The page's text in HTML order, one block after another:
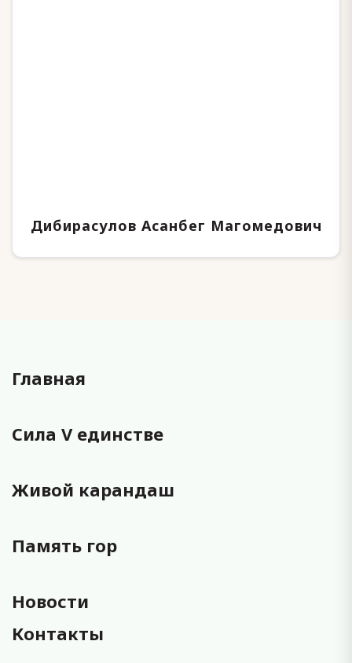
Дибирасулов Асанбег Магомедович
Главная
Сила V единстве
Живой карандаш
Память гор
Новости
Контакты